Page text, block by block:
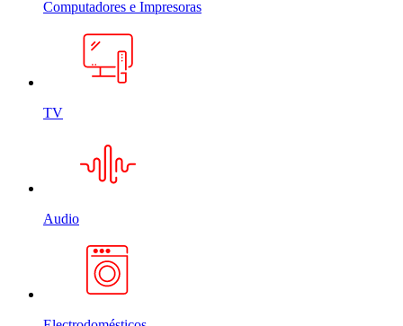
Computadores e Impresoras
TV
Audio